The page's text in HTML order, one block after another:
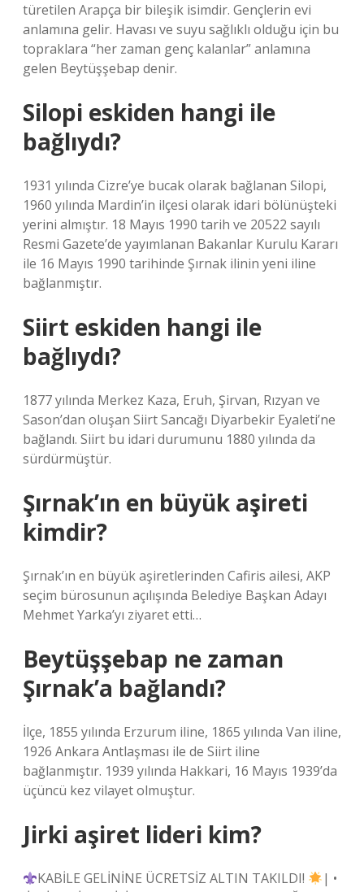
türetilen Arapça bir bileşik isimdir. Gençlerin evi
anlamına gelir. Havası ve suyu sağlıklı olduğu için bu
topraklara “her zaman genç kalanlar” anlamına
gelen Beytüşşebap denir.
Silopi eskiden hangi ile
bağlıydı?
1931 yılında Cizre’ye bucak olarak bağlanan Silopi,
1960 yılında Mardin’in ilçesi olarak idari bölünüşteki
yerini almıştır. 18 Mayıs 1990 tarih ve 20522 sayılı
Resmi Gazete’de yayımlanan Bakanlar Kurulu Kararı
ile 16 Mayıs 1990 tarihinde Şırnak ilinin yeni iline
bağlanmıştır.
Siirt eskiden hangi ile
bağlıydı?
1877 yılında Merkez Kaza, Eruh, Şirvan, Rızyan ve
Sason’dan oluşan Siirt Sancağı Diyarbekir Eyaleti’ne
bağlandı. Siirt bu idari durumunu 1880 yılında da
sürdürmüştür.
Şırnak’ın en büyük aşireti
kimdir?
Şırnak’ın en büyük aşiretlerinden Cafiris ailesi, AKP
seçim bürosunun açılışında Belediye Başkan Adayı
Mehmet Yarka’yı ziyaret etti…
Beytüşşebap ne zaman
Şırnak’a bağlandı?
İlçe, 1855 yılında Erzurum iline, 1865 yılında Van iline,
1926 Ankara Antlaşması ile de Siirt iline
bağlanmıştır. 1939 yılında Hakkari, 16 Mayıs 1939’da
üçüncü kez vilayet olmuştur.
Jirki aşiret lideri kim?
KABİLE GELİNİNE ÜCRETSİZ ALTIN ​​TAKILDI!
| •